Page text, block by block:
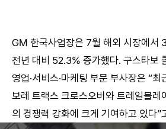
GM 한국사업장은 7월 해외 시장에서
전년 대비 52.3% 증가했다. 구스타보
영업·서비스·마케팅 부문 부사장은 “
보레 트랙스 크로스오버와 트레일블레
의 경쟁력 강화에 크게 기여하고 있다”